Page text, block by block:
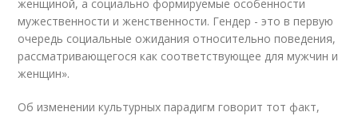
женщиной, а социально формируемые особенности
мужественности и женственности. Гендер - это в первую
очередь социальные ожидания относительно поведения,
рассматривающегося как соответствующее для мужчин и
женщин».
Об изменении культурных парадигм говорит тот факт,